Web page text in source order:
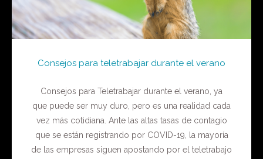
Consejos para teletrabajar durante el verano
Consejos para Teletrabajar durante el verano, ya
que puede ser muy duro, pero es una realidad cada
vez más cotidiana. Ante las altas tasas de contagio
que se están registrando por COVID-19, la mayoría
de las empresas siguen apostando por el teletrabajo